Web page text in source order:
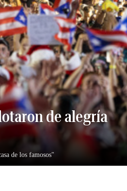
de alegría
de los famosos"